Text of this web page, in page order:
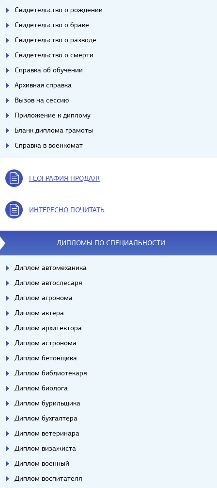
Свидетельство о рождении
Свидетельство о браке
Свидетельство о разводе
Свидетельство о смерти
Справка об обучении
Архивная справка
Вызов на сессию
Приложение к диплому
Бланк диплома грамоты
Справка в военкомат
ГЕОГРАФИЯ ПРОДАЖ
ИНТЕРЕСНО ПОЧИТАТЬ
ДИПЛОМЫ ПО СПЕЦИАЛЬНОСТИ
Диплом автомеханика
Диплом автослесаря
Диплом агронома
Диплом актера
Диплом архитектора
Диплом астронома
Диплом бетонщика
Диплом библиотекаря
Диплом биолога
Диплом бурильщика
Диплом бухгалтера
Диплом ветеринара
Диплом визажиста
Диплом военный
Диплом воспитателя